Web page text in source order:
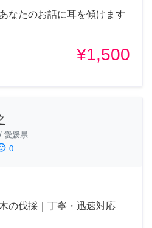
なたのお話に耳を傾けます
¥1,500
/ 愛媛県
0
の伐採｜丁寧・迅速対応